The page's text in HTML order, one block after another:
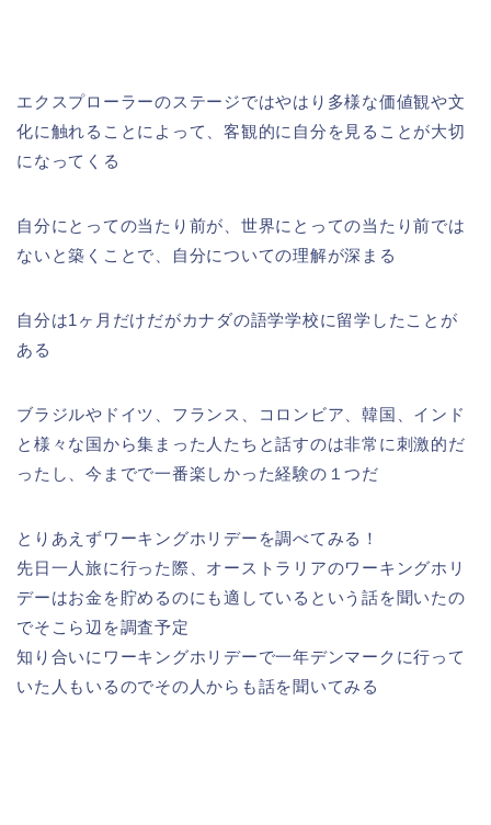
エクスプローラーのステージではやはり多様な価値観や文
化に触れることによって、客観的に自分を見ることが大切
になってくる
自分にとっての当たり前が、世界にとっての当たり前では
ないと築くことで、自分についての理解が深まる
自分は1ヶ月だけだがカナダの語学学校に留学したことが
ある
ブラジルやドイツ、フランス、コロンビア、韓国、インド
と様々な国から集まった人たちと話すのは非常に刺激的だ
ったし、今までで一番楽しかった経験の１つだ
とりあえずワーキングホリデーを調べてみる！
先日一人旅に行った際、オーストラリアのワーキングホリ
デーはお金を貯めるのにも適しているという話を聞いたの
でそこら辺を調査予定
知り合いにワーキングホリデーで一年デンマークに行って
いた人もいるのでその人からも話を聞いてみる